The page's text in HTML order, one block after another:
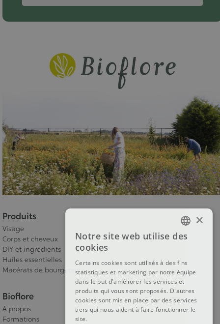
Produits
Visage
Corps et cheveux
DIY et ingrédients
Huiles essentielles
Macérats de bourgeons
Bioflore
A propos
Formations
FRENCH
ENGLISH
×
Notre site web utilise des
cookies
Certains cookies sont utilisés à des fins
statistiques et marketing par notre équipe
dans le but d'améliorer les services et
produits qui vous sont proposés. D'autres
cookies sont mis en place par des services
tiers qui nous aident à faire fonctionner le
site.